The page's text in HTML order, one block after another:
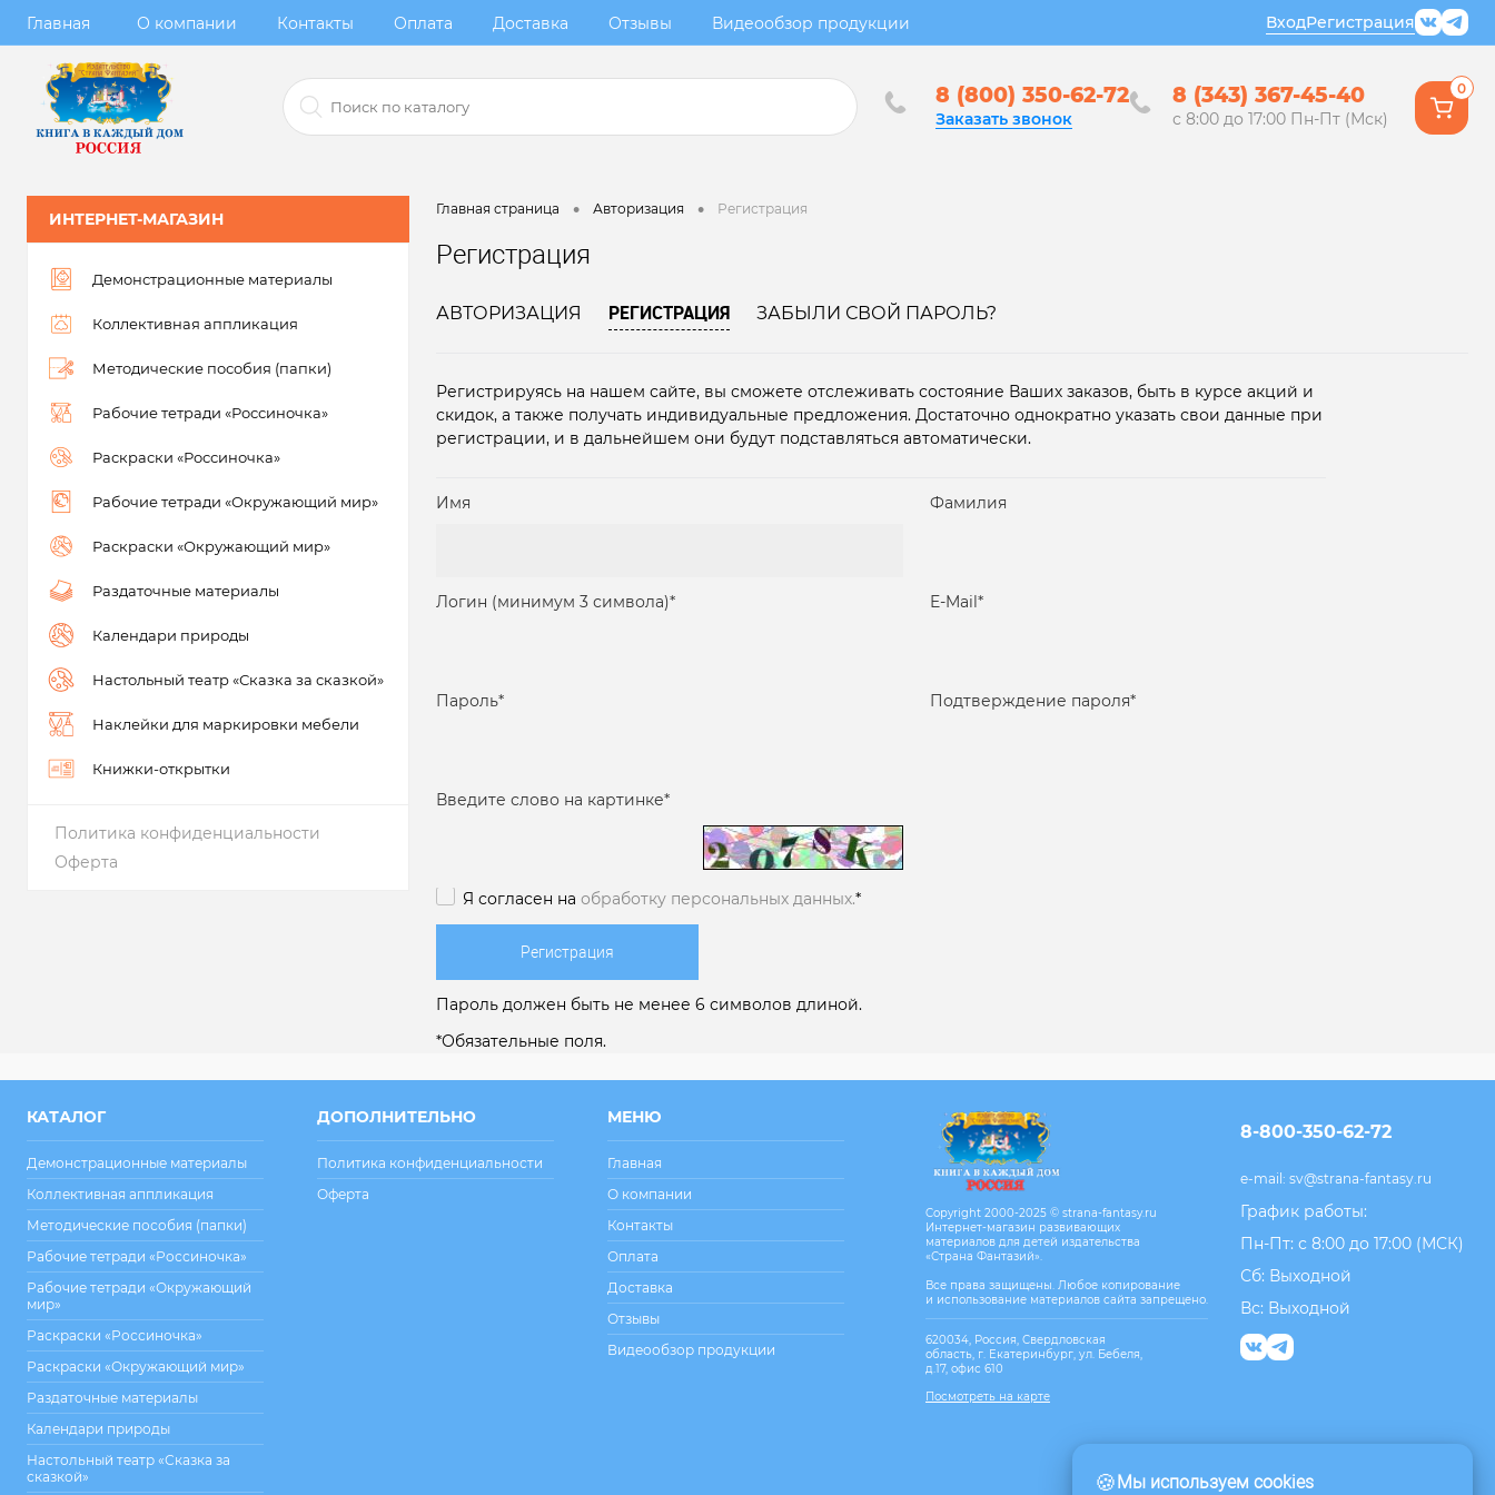
Главная О компании Контакты Оплата Доставка Отзывы Видеообзор продукции ВходРегистрация
8 (800) 350-62-72
Заказать звонок
8 (343) 367-45-40
с 8:00 до 17:00 Пн-Пт (Мск)
0
ИНТЕРНЕТ-МАГАЗИН
Демонстрационные материалы
Коллективная аппликация
Методические пособия (папки)
Рабочие тетради «Россиночка»
Раскраски «Россиночка»
Рабочие тетради «Окружающий мир»
Раскраски «Окружающий мир»
Раздаточные материалы
Календари природы
Настольный театр «Сказка за сказкой»
Наклейки для маркировки мебели
Книжки-открытки
Политика конфиденциальности
Оферта
Главная страница • Авторизация • Регистрация
Регистрация
АВТОРИЗАЦИЯ РЕГИСТРАЦИЯ ЗАБЫЛИ СВОЙ ПАРОЛЬ?
Регистрируясь на нашем сайте, вы сможете отслеживать состояние Ваших заказов, быть в курсе акций и
скидок, а также получать индивидуальные предложения. Достаточно однократно указать свои данные при
регистрации, и в дальнейшем они будут подставляться автоматически.
Имя Фамилия
Логин (минимум 3 символа)* E-Mail*
Пароль* Подтверждение пароля*
Введите слово на картинке*
Я согласен на обработку персональных данных.*
Пароль должен быть не менее 6 символов длиной.
*Обязательные поля.
КАТАЛОГ
Демонстрационные материалы
Коллективная аппликация
Методические пособия (папки)
Рабочие тетради «Россиночка»
Рабочие тетради «Окружающий
мир»
Раскраски «Россиночка»
Раскраски «Окружающий мир»
Раздаточные материалы
Календари природы
Настольный театр «Сказка за
сказкой»
ДОПОЛНИТЕЛЬНО
Политика конфиденциальности
Оферта
МЕНЮ
Главная
О компании
Контакты
Оплата
Доставка
Отзывы
Видеообзор продукции
Copyright 2000-2025 © strana-fantasy.ru
Интернет-магазин развивающих
материалов для детей издательства
«Страна Фантазий».
Все права защищены. Любое копирование
и использование материалов сайта запрещено.
620034, Россия, Свердловская
область, г. Екатеринбург, ул. Бебеля,
д.17, офис 610
Посмотреть на карте
🍪Мы используем cookies
8-800-350-62-72
e-mail: sv@strana-fantasy.ru
График работы:
Пн-Пт: с 8:00 до 17:00 (МСК)
Сб: Выходной
Вс: Выходной